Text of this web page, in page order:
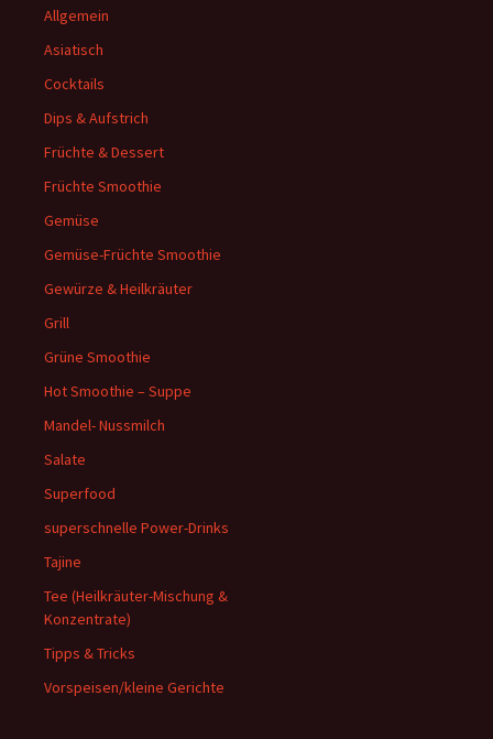
Allgemein
Asiatisch
Cocktails
Dips & Aufstrich
Früchte & Dessert
Früchte Smoothie
Gemüse
Gemüse-Früchte Smoothie
Gewürze & Heilkräuter
Grill
Grüne Smoothie
Hot Smoothie – Suppe
Mandel- Nussmilch
Salate
Superfood
superschnelle Power-Drinks
Tajine
Tee (Heilkräuter-Mischung &
Konzentrate)
Tipps & Tricks
Vorspeisen/kleine Gerichte